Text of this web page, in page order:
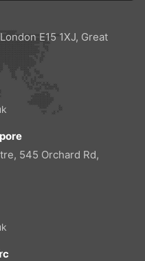
E15 1XJ, Great
545 Orchard Rd,